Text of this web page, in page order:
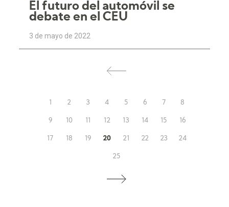
El futuro del automóvil se
debate en el CEU
3 de mayo de 2022
2 3 4 5 6 7 8
9 10 12 13 14 15 16
17 18 19 20 21 22 23 24
25